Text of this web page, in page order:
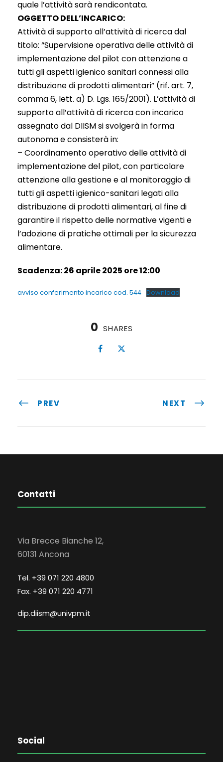
quale l’attività sarà rendicontata.
OGGETTO DELL’INCARICO:
Attività di supporto all’attività di ricerca dal
titolo: “Supervisione operativa delle attività di
implementazione del pilot con attenzione a
tutti gli aspetti igienico sanitari connessi alla
distribuzione di prodotti alimentari” (rif. art. 7,
comma 6, lett. a) D. Lgs. 165/2001). L’attività di
supporto all’attività di ricerca con incarico
assegnato dal DIISM si svolgerà in forma
autonoma e consisterà in:
– Coordinamento operativo delle attività di
implementazione del pilot, con particolare
attenzione alla gestione e al monitoraggio di
tutti gli aspetti igienico-sanitari legati alla
distribuzione di prodotti alimentari, al fine di
garantire il rispetto delle normative vigenti e
l’adozione di pratiche ottimali per la sicurezza
alimentare.
Scadenza: 26 aprile 2025 ore 12:00
avviso conferimento incarico cod. 544 Download
0 SHARES
PREV NEXT
Contatti
Via Brecce Bianche 12,
60131 Ancona
Tel. +39 071 220 4800
Fax. +39 071 220 4771
dip.diism@univpm.it
Social